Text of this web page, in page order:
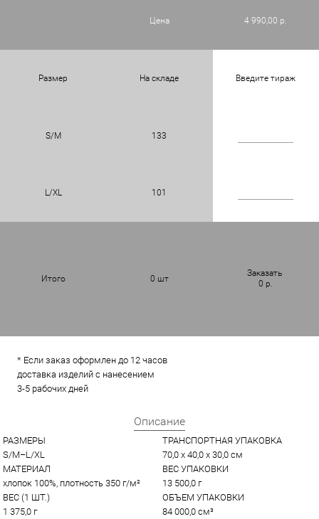
Цена 4 990,00 р.
Размер На складе Введите тираж
S/M 133
L/XL 101
Итого 0 шт
Заказать
0 р.
* Если заказ оформлен до 12 часов
доставка изделий с нанесением
3-5 рабочих дней
Описание
РАЗМЕРЫ
S/M–L/XL
МАТЕРИАЛ
хлопок 100%, плотность 350 г/м²
ВЕС (1 ШТ.)
1 375,0 г
ТРАНСПОРТНАЯ УПАКОВКА
70,0 x 40,0 x 30,0 см
ВЕС УПАКОВКИ
13 500,0 г
ОБЪЕМ УПАКОВКИ
84 000,0 см³